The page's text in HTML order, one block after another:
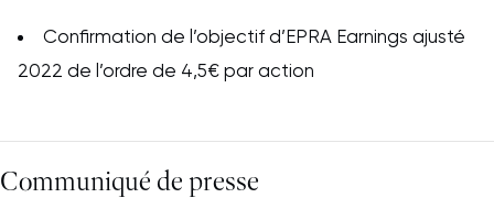
Confirmation de l’objectif d’EPRA Earnings ajusté
2022 de l’ordre de 4,5€ par action
Communiqué de presse